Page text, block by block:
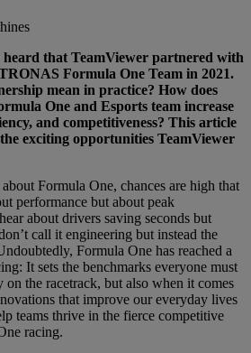
heard that TeamViewer partnered with
Formula One Team in 2021.
mean in practice? How does
One and Esports team increase
and competitiveness? This article
exciting opportunities TeamViewer
Formula One, chances are high that
performance but about peak
about drivers saving seconds but
call it engineering but instead the
Formula One has reached a
It sets the benchmarks everyone must
on the racetrack, but also when it comes
that improve our everyday lives
teams thrive in the fierce competitive
racing.